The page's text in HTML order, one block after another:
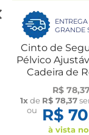
GRANDE
Cinto de
Pélvico
Cadeira de
Cadeirante
R$ 78,37
1xde R$ 78,37
ou
R$
à vista